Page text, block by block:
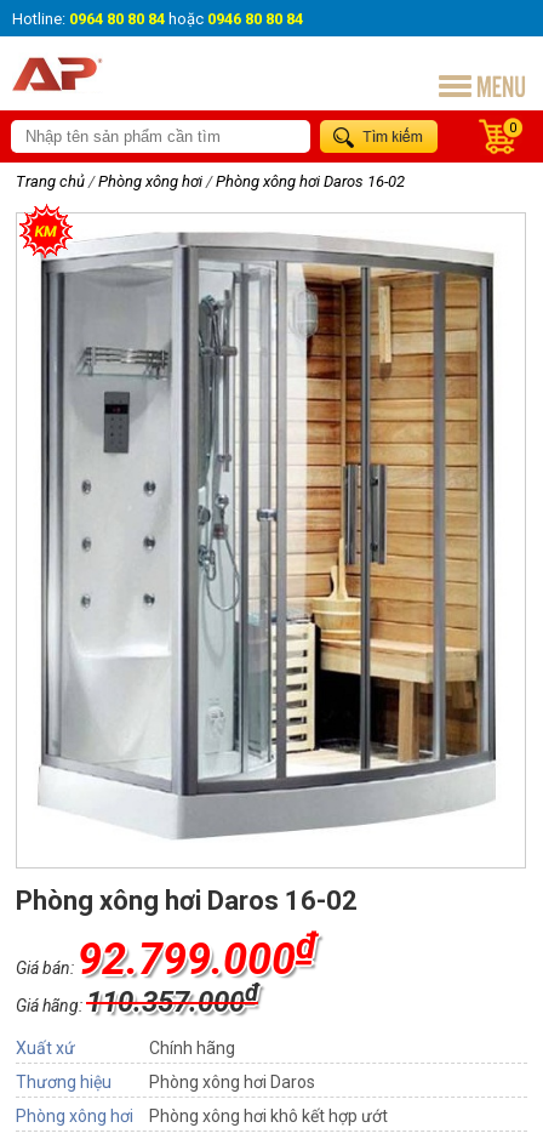
Hotline: 0964 80 80 84 hoặc 0946 80 80 84
0
Trang chủ / Phòng xông hơi / Phòng xông hơi Daros 16-02
Phòng xông hơi Daros 16-02
Giá bán: 92.799.000₫
Giá hãng:110.357.000₫
Xuất xứ
Chính hãng
Thương hiệu
Phòng xông hơi Daros
Phòng xông hơi
Phòng xông hơi khô kết hợp ướt